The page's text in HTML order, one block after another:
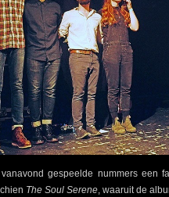
gespeelde nummers een
The Soul Serene, waaruit de